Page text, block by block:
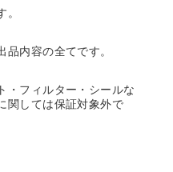
内容の全てです。
・フィルター・シールな
関しては保証対象外で